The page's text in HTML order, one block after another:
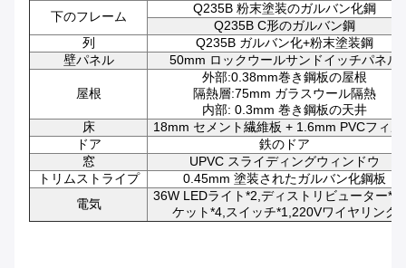
下のフレーム
Q235B 粉末塗装のガルバン化鋼
Q235B C形のガルバン鋼
列
Q235B ガルバン化+粉末塗装鋼
壁パネル
50mm ロックウールサンドイッチパネル
屋根
外部:0.38mm巻き鋼板の屋根
隔熱層:75mm ガラスウール隔熱
内部: 0.3mm 巻き鋼板の天井
床
18mm セメント繊維板 + 1.6mm PVCフィル
ドア
鉄のドア
窓
UPVC スライディングウィンドウ
トリムストライプ
0.45mm 塗装されたガルバン化鋼板
電気
36W LEDライト*2,ディストリビューター*1,
ケット*4,スイッチ*1,220Vワイヤリング